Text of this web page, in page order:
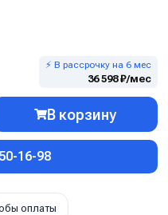
⚡ В рассрочку на 6 мес
36 598 ₽/мес
В корзину
16-98
оплаты